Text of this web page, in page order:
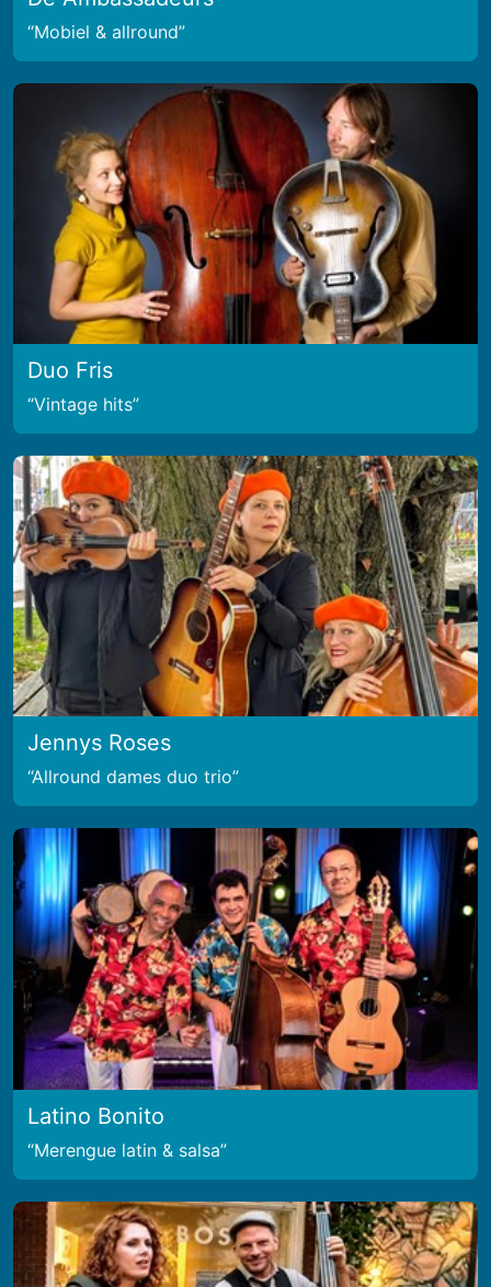
Mobiel & allround
Duo Fris
Vintage hits
Jennys Roses
Allround dames duo trio
Latino Bonito
Merengue latin & salsa